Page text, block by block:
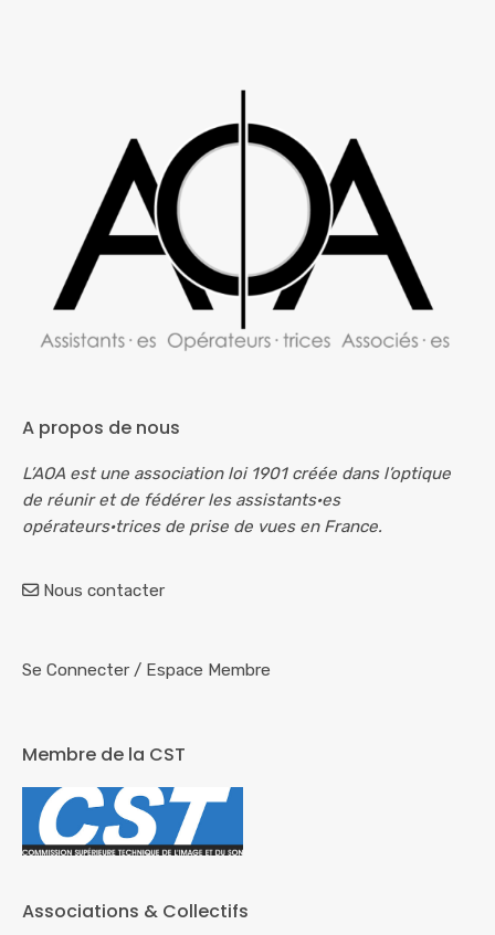
A propos de nous
L’AOA est une association loi 1901 créée dans l’optique
de réunir et de fédérer les assistants·es
opérateurs·trices de prise de vues en France.
Nous contacter
Se Connecter / Espace Membre
Membre de la CST
Associations & Collectifs